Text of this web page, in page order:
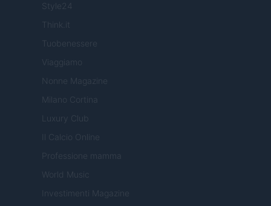
Style24
Think.it
Tuobenessere
Viaggiamo
Nonne Magazine
Milano Cortina
Luxury Club
Il Calcio Online
Professione mamma
World Music
Investimenti Magazine